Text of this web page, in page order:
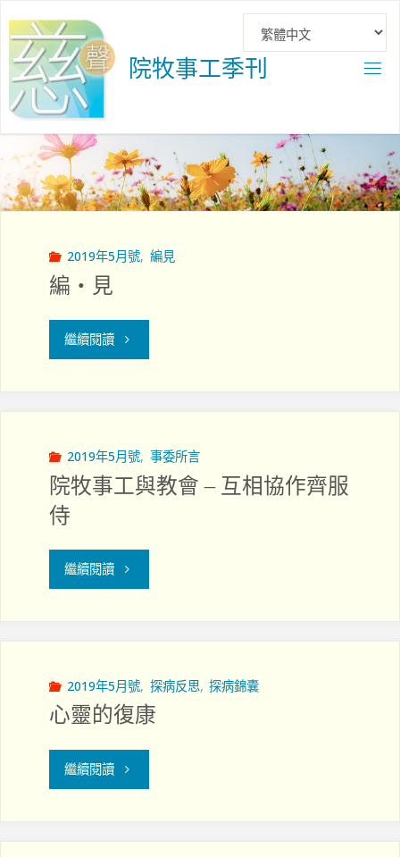
to
content
院牧事工季刊
2019年5月號, 編見
編‧見
繼續閱讀"編‧
2019年5月號, 事委所言
院牧事工與教會 – 互相協作齊服
侍
繼續閱讀"院
工
與
教
2019年5月號, 探病反思, 探病錦囊
心靈的復康
繼續閱讀"心